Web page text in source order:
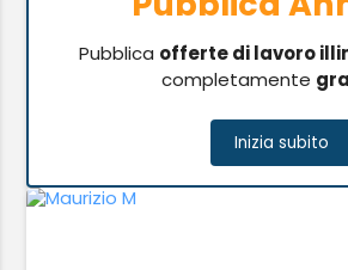
Pubblica offerte di lavoro
completamente
Inizia subito